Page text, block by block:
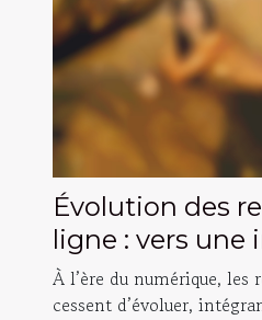
Évolution des
ligne : vers une
vidéo plus
À l’ère du numérique,
cessent d’évoluer,